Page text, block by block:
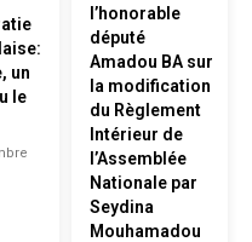
un
le
l’honorable
député
Amadou BA sur
la modification
du Règlement
Intérieur de
l’Assemblée
Nationale par
Seydina
Mouhamadou